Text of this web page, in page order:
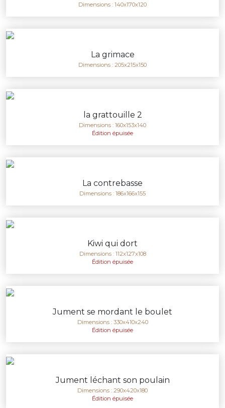
Dimensions : 140x170x120
La grimace
Dimensions : 205x215x150
la grattouille 2
Dimensions : 160x153x140
Édition épuisée
La contrebasse
Dimensions : 186x166x155
Kiwi qui dort
Dimensions : 112x127x108
Édition épuisée
Jument se mordant le boulet
Dimensions : 330x410x240
Édition épuisée
Jument léchant son poulain
Dimensions : 290x420x180
Édition épuisée